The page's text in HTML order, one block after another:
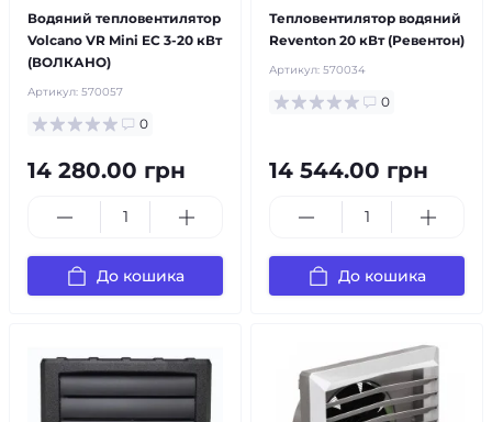
Водяний тепловентилятор
Volcano VR Mini EC 3-20 кВт
(ВОЛКАНО)
Артикул: 570057
0
14 280.00 грн
До кошика
Тепловентилятор водяний
Reventon 20 кВт (Ревентон)
Артикул: 570034
0
14 544.00 грн
До кошика